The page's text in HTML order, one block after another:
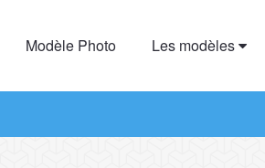
Modèle Photo Les modèles